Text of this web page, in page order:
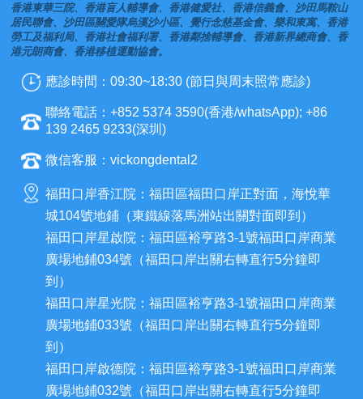
香港東華三院、香港盲人輔導會、香港健愛社、香港信義會、沙田馬鞍山
居民聯會、沙田區關愛隊烏溪沙小區、覺行念慈基金會、樂和東寓、香港
勞工及福利局、香港社會福利署、香港鄰捨輔導會、香港新界總商會、香
港元朗商會、香港移植運動協會。
應診時間：09:30~18:30 (節日與周末照常應診)
聯絡電話：+852 5374 3590(香港/whatsApp); +86
139 2465 9233(深圳)
微信客服：vickongdental2
福田口岸香江院：福田區福田口岸正對面，海悅華
城104號地鋪（東鐵線落馬洲站出關對面即到）
福田口岸星啟院：福田區裕亨路3-1號福田口岸商業
廣場地鋪034號（福田口岸出關右轉直行5分鐘即
到）
福田口岸星光院：福田區裕亨路3-1號福田口岸商業
廣場地鋪033號（福田口岸出關右轉直行5分鐘即
到）
福田口岸啟德院：福田區裕亨路3-1號福田口岸商業
廣場地鋪032號（福田口岸出關右轉直行5分鐘即